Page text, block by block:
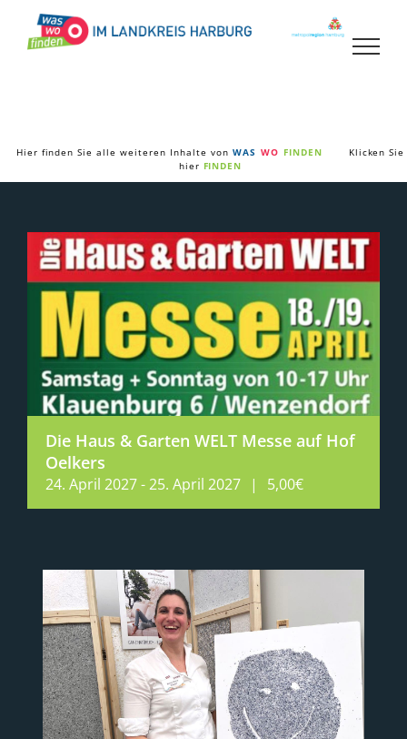
Inhalt
springen
Hier finden Sie alle weiteren Inhalte von WAS WO FINDEN
Klicken Sie
hier FINDEN
Die Haus & Garten WELT Messe auf Hof
Oelkers
24. April 2027-25. April 2027 | 5,00€